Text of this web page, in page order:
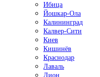
Ибица
Йошкар-Ола
Калининград
Калвер-Сити
Киев
Кишинёв
Краснодар
Лаваль
Лион